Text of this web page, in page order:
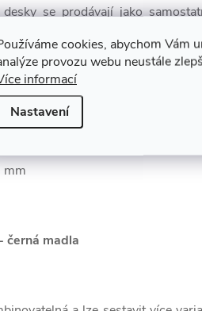
cookies, abychom Vám
provozu webu neustále
informací
Nastavení
se prodávají jako
a Dub Country).
lak, lesk,vnitřní strana:
černá madla